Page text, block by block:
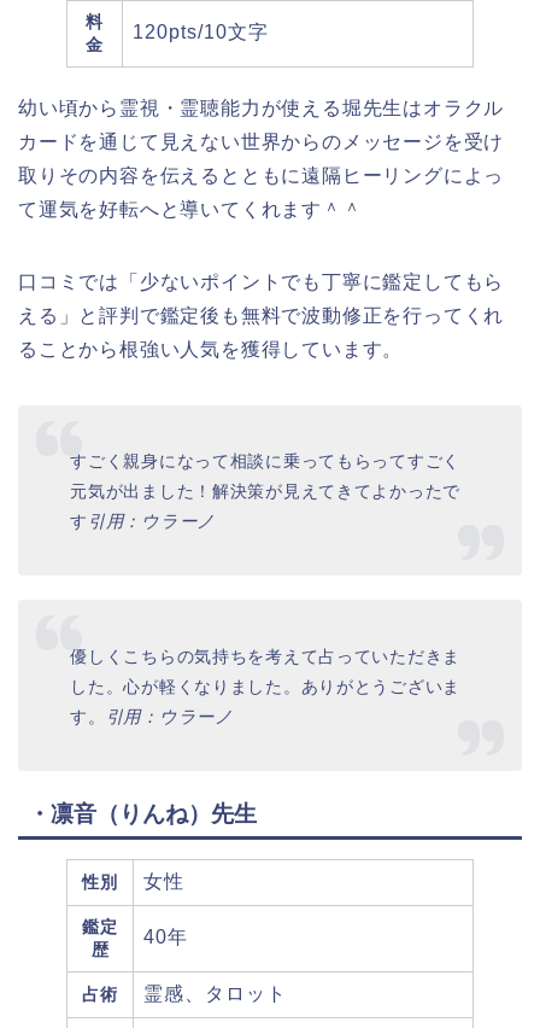
料
金
120pts/10文字
幼い頃から霊視・霊聴能力が使える堀先生はオラクル
カードを通じて見えない世界からのメッセージを受け
取りその内容を伝えるとともに遠隔ヒーリングによっ
て運気を好転へと導いてくれます＾＾
口コミでは「少ないポイントでも丁寧に鑑定してもら
える」と評判で鑑定後も無料で波動修正を行ってくれ
る ことから根強い人気を獲得しています。
すごく親身になって相談に乗ってもらってすごく
元気が出ました！解決策が見えてきてよかったで
す 引用：ウラーノ
優しくこちらの気持ちを考えて占っていただきま
した。心が軽くなりました。ありがとうございま
す。
引用：ウラーノ
・凛音（りんね）先生
性別 女性
鑑定
歴
40年
占術 霊感、タロット